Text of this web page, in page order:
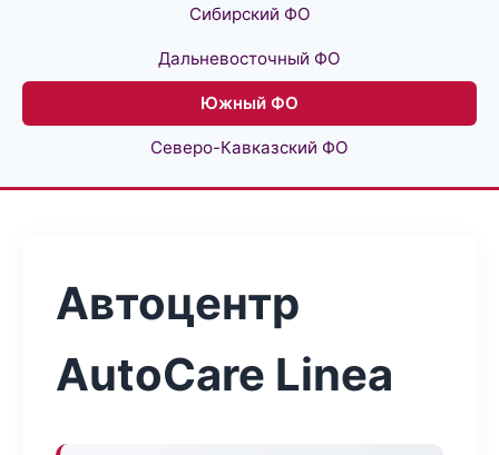
Сибирский ФО
Дальневосточный ФО
Южный ФО
Северо-Кавказский ФО
Автоцентр
AutoCare Linea